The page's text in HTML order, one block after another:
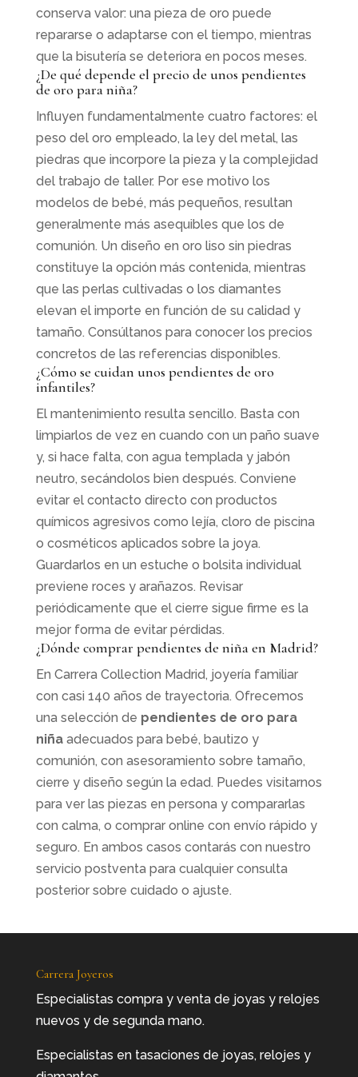
conserva valor: una pieza de oro puede
repararse o adaptarse con el tiempo, mientras
que la bisutería se deteriora en pocos meses.
¿De qué depende el precio de unos pendientes
de oro para niña?
Influyen fundamentalmente cuatro factores: el
peso del oro empleado, la ley del metal, las
piedras que incorpore la pieza y la complejidad
del trabajo de taller. Por ese motivo los
modelos de bebé, más pequeños, resultan
generalmente más asequibles que los de
comunión. Un diseño en oro liso sin piedras
constituye la opción más contenida, mientras
que las perlas cultivadas o los diamantes
elevan el importe en función de su calidad y
tamaño. Consúltanos para conocer los precios
concretos de las referencias disponibles.
¿Cómo se cuidan unos pendientes de oro
infantiles?
El mantenimiento resulta sencillo. Basta con
limpiarlos de vez en cuando con un paño suave
y, si hace falta, con agua templada y jabón
neutro, secándolos bien después. Conviene
evitar el contacto directo con productos
químicos agresivos como lejía, cloro de piscina
o cosméticos aplicados sobre la joya.
Guardarlos en un estuche o bolsita individual
previene roces y arañazos. Revisar
periódicamente que el cierre sigue firme es la
mejor forma de evitar pérdidas.
¿Dónde comprar pendientes de niña en Madrid?
En Carrera Collection Madrid, joyería familiar
con casi 140 años de trayectoria. Ofrecemos
una selección de pendientes de oro para
niñaadecuados para bebé, bautizo y
comunión, con asesoramiento sobre tamaño,
cierre y diseño según la edad. Puedes visitarnos
para ver las piezas en persona y compararlas
con calma, o comprar online con envío rápido y
seguro. En ambos casos contarás con nuestro
servicio postventa para cualquier consulta
posterior sobre cuidado o ajuste.
Carrera Joyeros
Especialistas compra y venta de joyas y relojes
nuevos y de segunda mano.
Especialistas en tasaciones de joyas, relojes y